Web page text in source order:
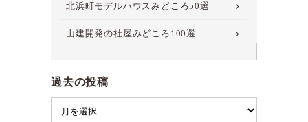
北浜町モデルハウスみどころ50選
山建開発の社屋みどころ100選
過去の投稿